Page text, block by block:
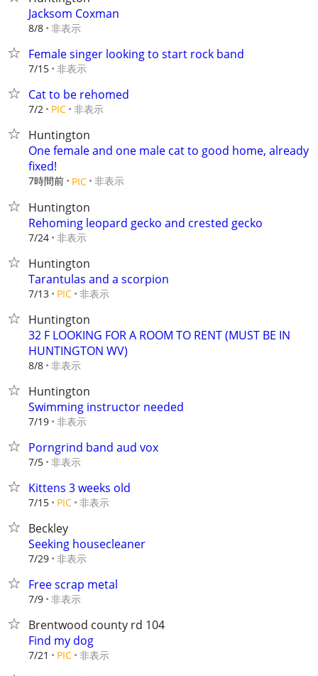
Jacksom Coxman
8/8 非表示
Female singer looking to start rock band
7/15 非表示
Cat to be rehomed
7/2 PIC 非表示
Huntington
One female and one male cat to good home, already
fixed!
7時間前 PIC 非表示
Huntington
Rehoming leopard gecko and crested gecko
7/24 非表示
Huntington
Tarantulas and a scorpion
7/13 PIC 非表示
Huntington
32 F LOOKING FOR A ROOM TO RENT (MUST BE IN
HUNTINGTON WV)
8/8 非表示
Huntington
Swimming instructor needed
7/19 非表示
Porngrind band aud vox
7/5 非表示
Kittens 3 weeks old
7/15 PIC 非表示
Beckley
Seeking housecleaner
7/29 非表示
Free scrap metal
7/9 非表示
Brentwood county rd 104
Find my dog
7/21 PIC 非表示